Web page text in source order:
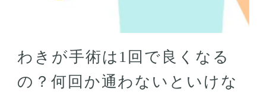
わきが手術は1回で良くなる
の？何回か通わないといけな